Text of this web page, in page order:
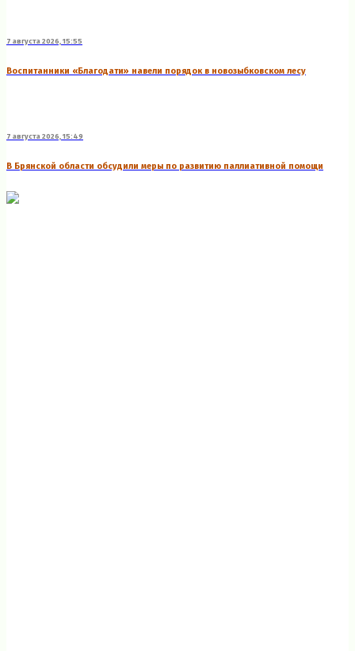
7 августа 2026, 15:55
Воспитанники «Благодати» навели порядок в новозыбковском лесу
7 августа 2026, 15:49
В Брянской области обсудили меры по развитию паллиативной помощи